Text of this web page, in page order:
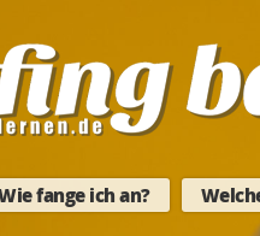
fange ich an?